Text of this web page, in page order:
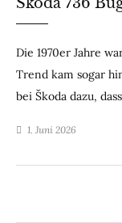
Die 1970er Jahre
Trend kam sogar
bei Škoda dazu,
1. Juni 2026